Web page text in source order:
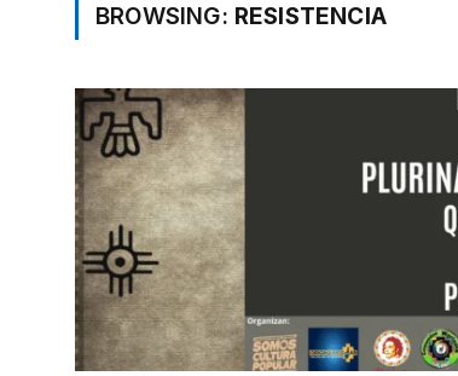
BROWSING: RESISTENCIA